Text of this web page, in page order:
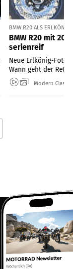
BMW R20 ALS ERLKÖNIG
BMW R20 mit
serienreif
Neue Erlkönig-Fotos
Wann geht der
Modern Classic